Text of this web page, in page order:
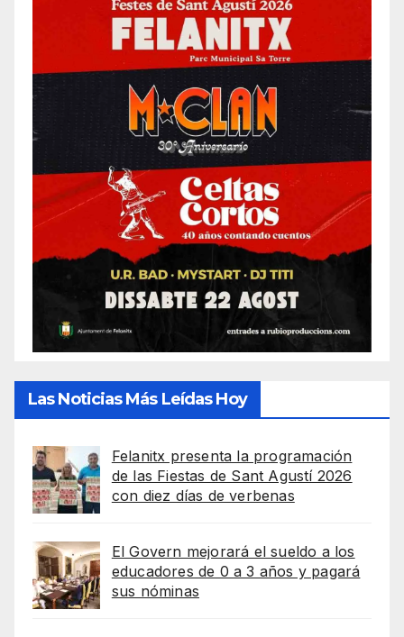
Las Noticias Más Leídas Hoy
Felanitx presenta la programación
de las Fiestas de Sant Agustí 2026
con diez días de verbenas
El Govern mejorará el sueldo a los
educadores de 0 a 3 años y pagará
sus nóminas